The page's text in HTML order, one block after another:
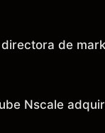
de
Nscale